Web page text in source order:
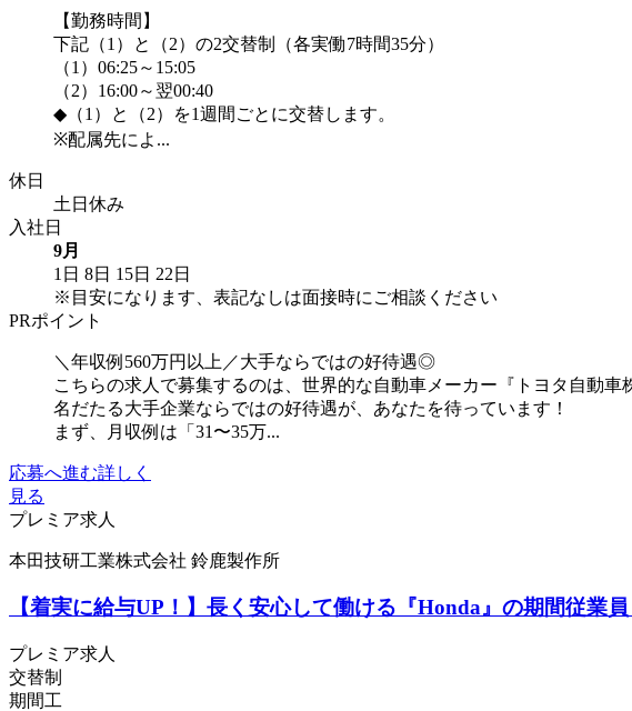
【勤務時間】
下記（1）と（2）の2交替制（各実働7時間35分）
（1）06:25～15:05
（2）16:00～翌00:40
◆（1）と（2）を1週間ごとに交替します。
※配属先によ...
休日
土日休み
入社日
9月
1日 8日 15日 22日
※目安になります、表記なしは面接時にご相談ください
PRポイント
＼年収例560万円以上／大手ならではの好待遇◎
こちらの求人で募集するのは、世界的な自動車メーカー『トヨタ自動車
名だたる大手企業ならではの好待遇が、あなたを待っています！
まず、月収例は「31〜35万...
応募へ進む詳しく
見る
プレミア求人
本田技研工業株式会社 鈴鹿製作所
【着実に給与UP！】長く安心して働ける『Honda』の期間従業
プレミア求人
交替制
期間工